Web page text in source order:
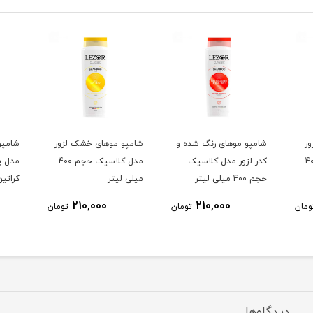
حجم 400
شامپو موهای رنگ شده و
کدر لزور مدل کلاسیک
حجم 400 میلی لیتر
210,000 تومان
شامپو موهای خشک لزور
مدل کلاسیک حجم 400
میلی لیتر
210,000 تومان
مدل